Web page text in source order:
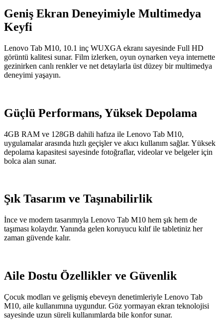
Geniş Ekran Deneyimiyle Multimedya
Keyfi
Lenovo Tab M10, 10.1 inç WUXGA ekranı sayesinde Full HD
görüntü kalitesi sunar. Film izlerken, oyun oynarken veya internette
gezinirken canlı renkler ve net detaylarla üst düzey bir multimedya
deneyimi yaşayın.
Güçlü Performans, Yüksek Depolama
4GB RAM ve 128GB dahili hafıza ile Lenovo Tab M10,
uygulamalar arasında hızlı geçişler ve akıcı kullanım sağlar. Yüksek
depolama kapasitesi sayesinde fotoğraflar, videolar ve belgeler için
bolca alan sunar.
Şık Tasarım ve Taşınabilirlik
İnce ve modern tasarımıyla Lenovo Tab M10 hem şık hem de
taşıması kolaydır. Yanında gelen koruyucu kılıf ile tabletiniz her
zaman güvende kalır.
Aile Dostu Özellikler ve Güvenlik
Çocuk modları ve gelişmiş ebeveyn denetimleriyle Lenovo Tab
M10, aile kullanımına uygundur. Göz yormayan ekran teknolojisi
sayesinde uzun süreli kullanımlarda bile konfor sunar.